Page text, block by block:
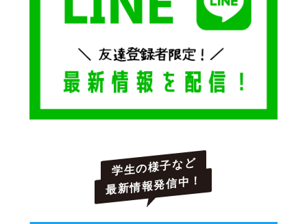
学生の様子など
最新情報発信中！